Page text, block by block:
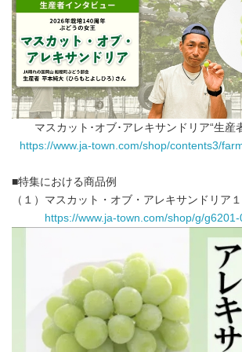
マスカット･オブ･アレキサンドリア“生産
https://www.ja-town.com/shop/contents3/
■特集における商品例
（１）マスカット・オブ・アレキサンドリア
https://www.ja-town.com/shop/g/g6201-